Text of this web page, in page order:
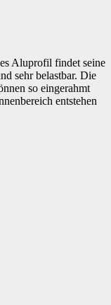
Aluprofil findet seine
sehr belastbar. Die
so eingerahmt
entstehen